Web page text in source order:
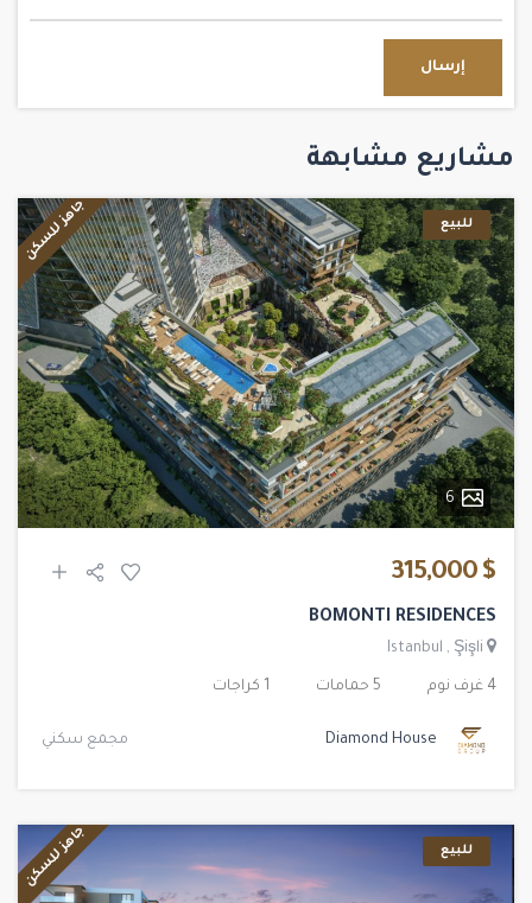
إرسال
مشاريع مشابهة
للبيع جاهز للسكن
6
$ 315,000
BOMONTI RESIDENCES
Istanbul , Şişli
4 غرف نوم 5 حمامات 1 كراجات
Diamond House مجمع سكني
للبيع جاهز للسكن